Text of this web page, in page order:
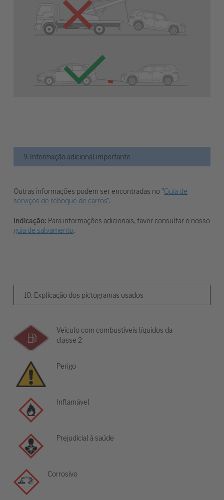
9. Informação adicional importante
Outras informações podem ser encontradas no "Guia de
serviços de reboque de carros".
Indicação: Para informações adicionais, favor consultar o nosso
guia de salvamento.
10. Explicação dos pictogramas usados
Veículo com combustíveis líquidos da
classe 2
Perigo
Inflamável
Prejudicial à saúde
Corrosivo